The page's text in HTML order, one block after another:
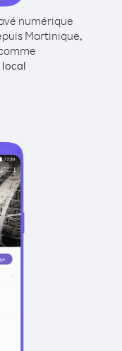
numérique
Martinique,
local